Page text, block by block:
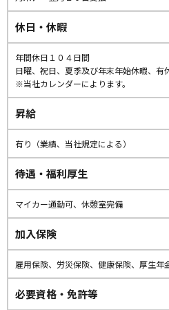
休日・休暇
年間休日１０４日間
日曜、祝日、夏季及び年末年始休暇、有
※当社カレンダーによります。
昇給
有り（業績、当社規定による）
待遇・福利厚生
マイカー通勤可、休憩室完備
加入保険
雇用保険、労災保険、健康保険、厚生年
必要資格・免許等